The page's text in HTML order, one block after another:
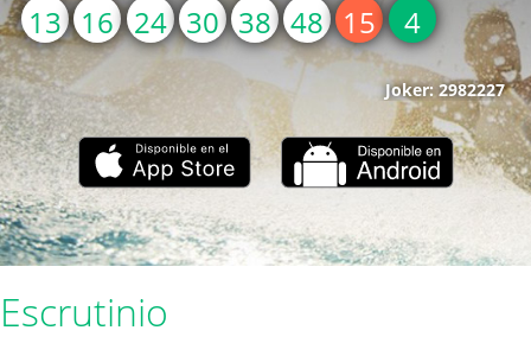
13 16 24 30 38 48 15 4
Joker: 2982227
Escrutinio